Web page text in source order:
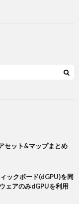
ット&マップまとめ
ックボード(dGPU)を同
ェアのみdGPUを利用